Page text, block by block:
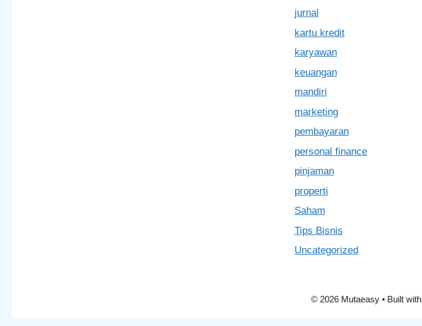
jurnal
kartu kredit
karyawan
keuangan
mandiri
marketing
pembayaran
personal finance
pinjaman
properti
Saham
Tips Bisnis
Uncategorized
© 2026 Mutaeasy• Built with